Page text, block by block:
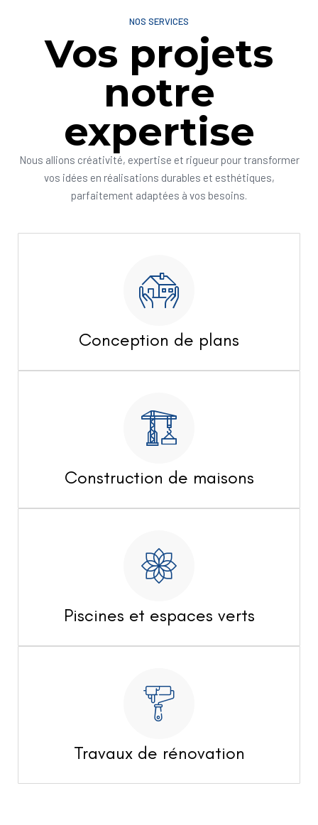
NOS SERVICES
Vos projets
notre
expertise
Nous allions créativité, expertise et rigueur pour transformer
vos idées en réalisations durables et esthétiques,
parfaitement adaptées à vos besoins.
Conception de plans
Construction de maisons
Piscines et espaces verts
Travaux de rénovation